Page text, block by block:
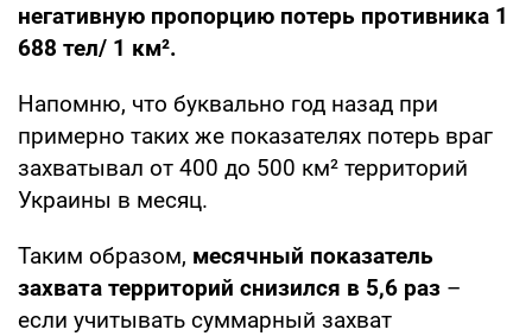
негативную пропорцию потерь противника 1
688 тел/ 1 км².
Напомню, что буквально год назад при
примерно таких же показателях потерь враг
захватывал от 400 до 500 км² территорий
Украины в месяц.
Таким образом, месячный показатель
захвата территорий снизился в 5,6 раз –
если учитывать суммарный захват